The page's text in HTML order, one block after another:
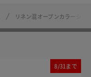
リネン混オープンカラーシャ
8/31まで